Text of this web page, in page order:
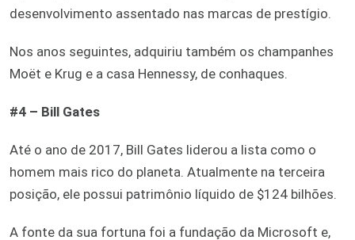
desenvolvimento assentado nas marcas de prestígio.
Nos anos seguintes, adquiriu também os champanhes
Moët e Krug e a casa Hennessy, de conhaques.
#4 – Bill Gates
Até o ano de 2017, Bill Gates liderou a lista como o
homem mais rico do planeta. Atualmente na terceira
posição, ele possui patrimônio líquido de $124 bilhões.
A fonte da sua fortuna foi a fundação da Microsoft e,